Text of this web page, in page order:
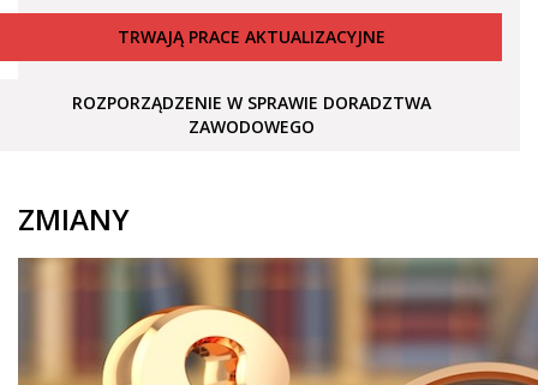
TRWAJĄ PRACE AKTUALIZACYJNE
ROZPORZĄDZENIE W SPRAWIE DORADZTWA
ZAWODOWEGO
ZMIANY